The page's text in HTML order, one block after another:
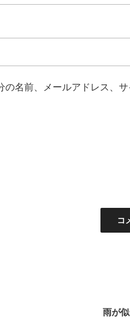
名前、メールアドレス、
雨が